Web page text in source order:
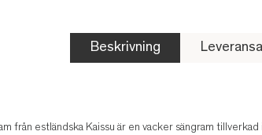
Beskrivning
från estländska Kaissu är en vacker sängram